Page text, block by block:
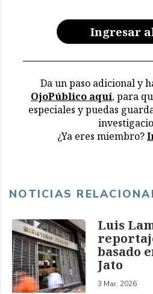
Ingresar
Da un paso adicional y
OjoPúblico aquí, para
especiales y puedas
¿Ya eres miembro?
NOTICIAS
Luis
basado
Jato
3 Mar, 2026